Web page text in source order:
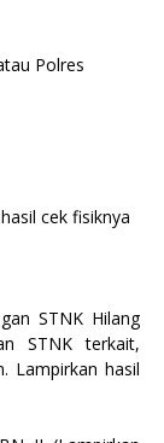
Polres
cek fisiknya
STNK Hilang
STNK terkait,
Lampirkan hasil